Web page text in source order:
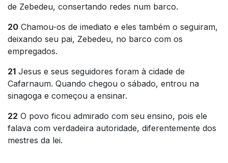
de Zebedeu, consertando redes num barco.
20 Chamou-os de imediato e eles também o seguiram,
deixando seu pai, Zebedeu, no barco com os
empregados.
21 Jesus e seus seguidores foram à cidade de
Cafarnaum. Quando chegou o sábado, entrou na
sinagoga e começou a ensinar.
22 O povo ficou admirado com seu ensino, pois ele
falava com verdadeira autoridade, diferentemente dos
mestres da lei.